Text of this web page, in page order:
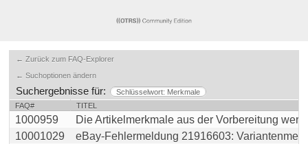
← Zurück zum FAQ-Explorer
← Suchoptionen ändern
Suchergebnisse für:
Schlüsselwort: Merkmale
FAQ#
TITEL
1000959
Die Artikelmerkmale aus der Vorbereitung
10001029
eBay-Fehlermeldung 21916603: